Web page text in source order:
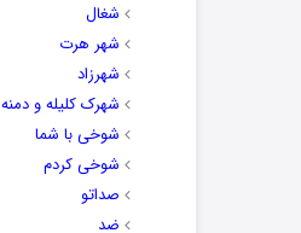
شغال
شهر هرت
شهرزاد
شهرک کلیله و دمنه
شوخی با شما
شوخی کردم
صداتو
ضد